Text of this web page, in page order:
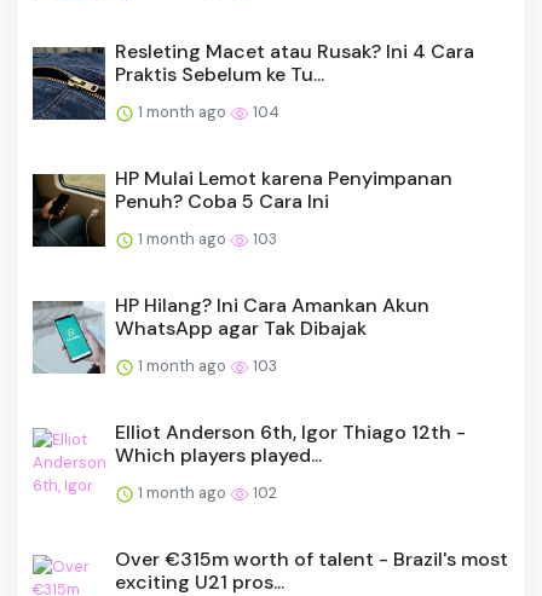
Resleting Macet atau Rusak? Ini 4 Cara
Praktis Sebelum ke Tu...
1 month ago 104
HP Mulai Lemot karena Penyimpanan
Penuh? Coba 5 Cara Ini
1 month ago 103
HP Hilang? Ini Cara Amankan Akun
WhatsApp agar Tak Dibajak
1 month ago 103
Elliot Anderson 6th, Igor Thiago 12th -
Which players played...
1 month ago 102
Over €315m worth of talent - Brazil's most
exciting U21 pros...